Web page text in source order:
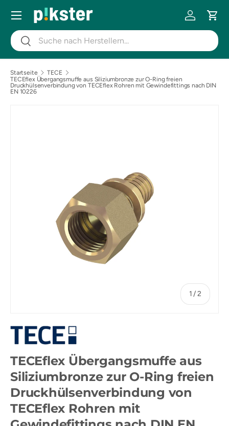
DIREKT ZUM INHALT
SuchenSuchen
Einloggen
Menü
Startseite
TECE
TECEflex Übergangsmuffe aus Siliziumbronze zur O-Ring freien
Druckhülsenverbindung von TECEflex Rohren mit Gewindefittings nach DIN
EN 10226
1 /von
2
TECEflex Übergangsmuffe aus
Siliziumbronze zur O-Ring freien
Druckhülsenverbindung von
TECEflex Rohren mit